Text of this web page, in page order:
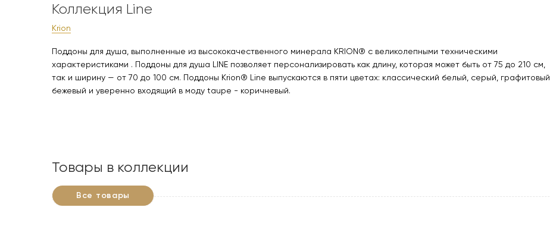
Коллекция Line
Krion
Поддоны для душа, выполненные из высококачественного минерала KRION® c великолепными техническими
характеристиками . Поддоны для душа LINE позволяет персонализировать как длину, которая может быть от 75 до 210 см,
так и ширину — от 70 до 100 см. Поддоны Krion® Line выпускаются в пяти цветах: классический белый, серый, графитовый,
бежевый и уверенно входящий в моду taupe - коричневый.
Товары в коллекции
Все товары